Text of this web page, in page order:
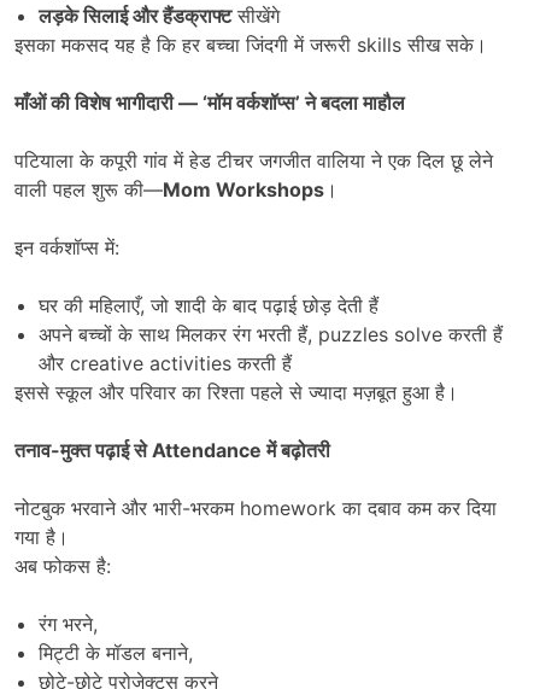
लड़के सिलाई और हैंडक्राफ्टसीखेंगे
इसका मकसद यह है कि हर बच्चा जिंदगी में जरूरी skills सीख सके।
माँओं की विशेष भागीदारी— ‘मॉम वर्कशॉप्स’ने बदला माहौल
पटियाला के कपूरी गांव में हेड टीचर जगजीत वालिया ने एक दिल छू लेने
वाली पहल शुरू की—Mom Workshops ।
इन वर्कशॉप्स में:
घर की महिलाएँ, जो शादी के बाद पढ़ाई छोड़ देती हैं
अपने बच्चों के साथ मिलकर रंग भरती हैं, puzzles solve करती हैं
और creative activities करती हैं
इससे स्कूल और परिवार का रिश्ता पहले से ज्यादा मज़बूत हुआ है।
तनाव-मुक्त पढ़ाई से Attendanceमें बढ़ोतरी
नोटबुक भरवाने और भारी-भरकम homework का दबाव कम कर दिया
गया है।
अब फोकस है:
रंग भरने,
मिट्टी के मॉडल बनाने,
छोटे-छोटे प्रोजेक्ट्स करने